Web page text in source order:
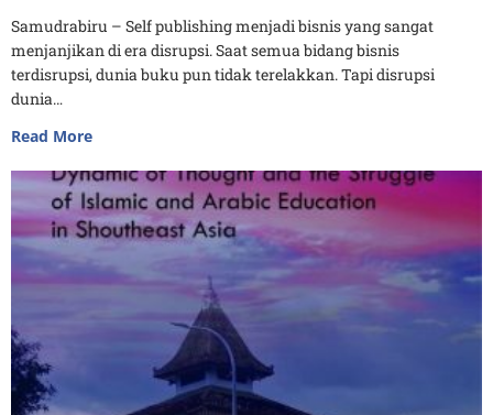
Samudrabiru – Self publishing menjadi bisnis yang sangat
menjanjikan di era disrupsi. Saat semua bidang bisnis
terdisrupsi, dunia buku pun tidak terelakkan. Tapi disrupsi
dunia…
Read More